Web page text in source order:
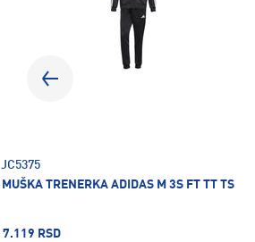
JC5375
MUŠKA TRENERKA ADIDAS M 3S FT TT TS
7.119 RSD